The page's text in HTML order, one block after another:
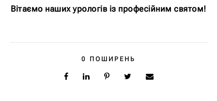
Вітаємо наших урологів із професійним святом!
0 ПОШИРЕНЬ